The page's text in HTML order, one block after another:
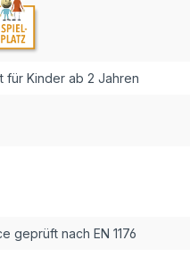
für Kinder ab 2 Jahren
geprüft nach EN 1176